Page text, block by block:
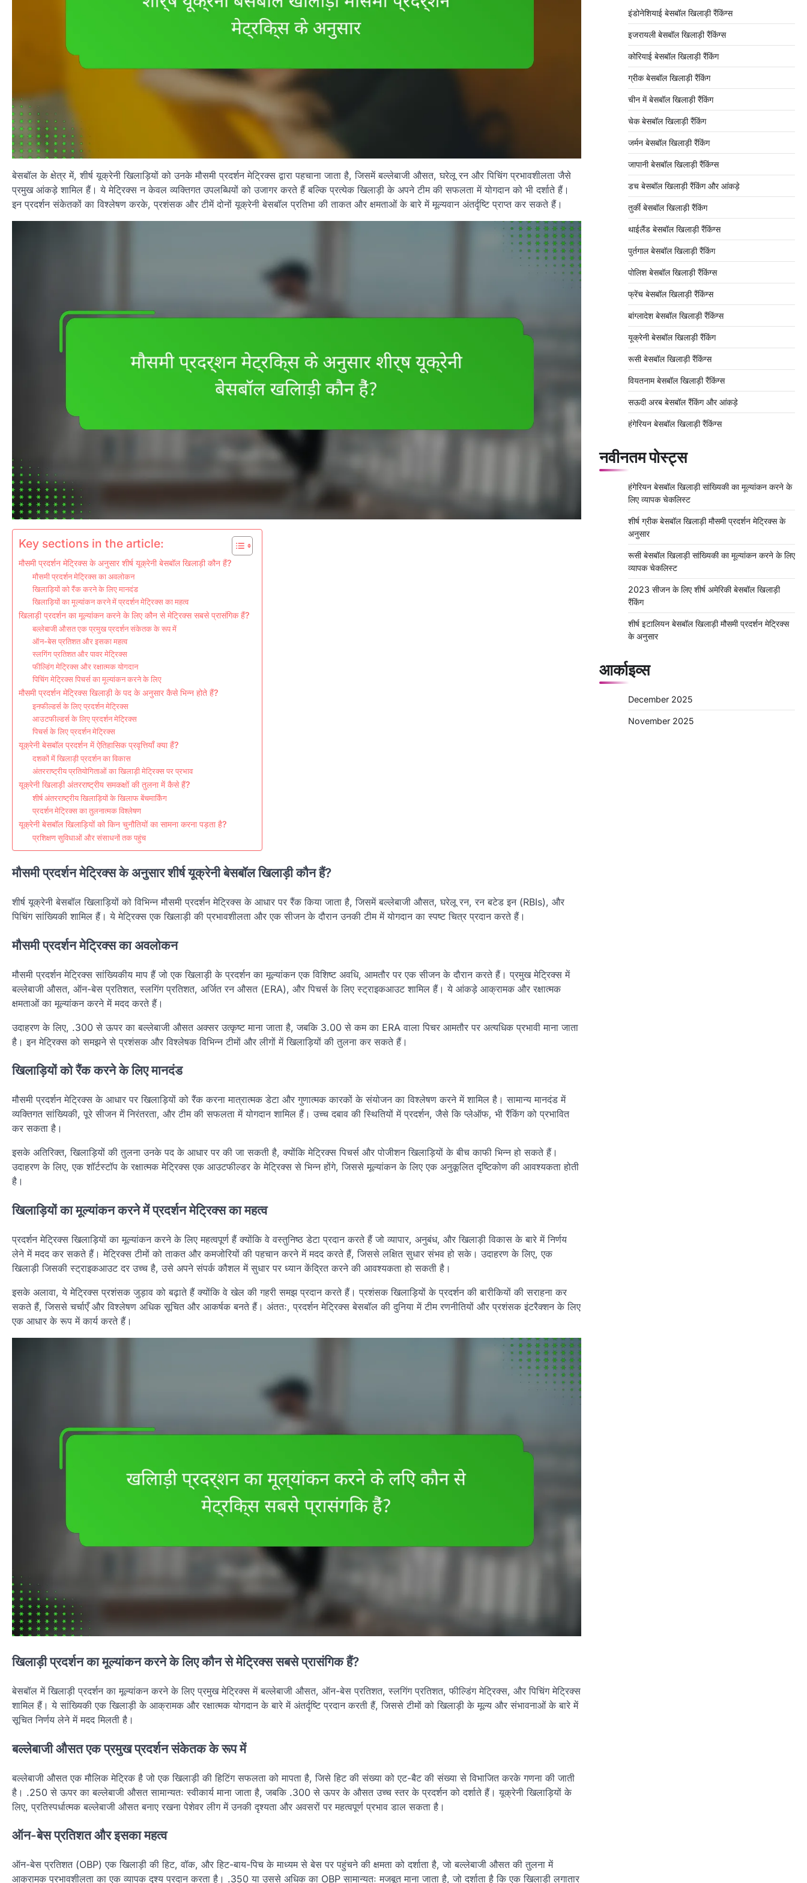
बेसबॉल के क्षेत्र में, शीर्ष यूक्रेनी खिलाड़ियों को उनके मौसमी प्रदर्शन मेट्रिक्स द्वारा पहचाना जाता है, जिसमें बल्लेबाजी औसत, घरेलू रन और पिचिंग प्रभावशीलता जैसे
प्रमुख आंकड़े शामिल हैं। ये मेट्रिक्स न केवल व्यक्तिगत उपलब्धियों को उजागर करते हैं बल्कि प्रत्येक खिलाड़ी के अपने टीम की सफलता में योगदान को भी दर्शाते हैं।
इन प्रदर्शन संकेतकों का विश्लेषण करके, प्रशंसक और टीमें दोनों यूक्रेनी बेसबॉल प्रतिभा की ताकत और क्षमताओं के बारे में मूल्यवान अंतर्दृष्टि प्राप्त कर सकते हैं।
Key sections in the article:
मौसमी प्रदर्शन मेट्रिक्स के अनुसार शीर्ष यूक्रेनी बेसबॉल खिलाड़ी कौन हैं?
मौसमी प्रदर्शन मेट्रिक्स का अवलोकन
खिलाड़ियों को रैंक करने के लिए मानदंड
खिलाड़ियों का मूल्यांकन करने में प्रदर्शन मेट्रिक्स का महत्व
खिलाड़ी प्रदर्शन का मूल्यांकन करने के लिए कौन से मेट्रिक्स सबसे प्रासंगिक हैं?
बल्लेबाजी औसत एक प्रमुख प्रदर्शन संकेतक के रूप में
ऑन-बेस प्रतिशत और इसका महत्व
स्लगिंग प्रतिशत और पावर मेट्रिक्स
फील्डिंग मेट्रिक्स और रक्षात्मक योगदान
पिचिंग मेट्रिक्स पिचर्स का मूल्यांकन करने के लिए
मौसमी प्रदर्शन मेट्रिक्स खिलाड़ी के पद के अनुसार कैसे भिन्न होते हैं?
इनफील्डर्स के लिए प्रदर्शन मेट्रिक्स
आउटफील्डर्स के लिए प्रदर्शन मेट्रिक्स
पिचर्स के लिए प्रदर्शन मेट्रिक्स
यूक्रेनी बेसबॉल प्रदर्शन में ऐतिहासिक प्रवृत्तियाँ क्या हैं?
दशकों में खिलाड़ी प्रदर्शन का विकास
अंतरराष्ट्रीय प्रतियोगिताओं का खिलाड़ी मेट्रिक्स पर प्रभाव
यूक्रेनी खिलाड़ी अंतरराष्ट्रीय समकक्षों की तुलना में कैसे हैं?
शीर्ष अंतरराष्ट्रीय खिलाड़ियों के खिलाफ बेंचमार्किंग
प्रदर्शन मेट्रिक्स का तुलनात्मक विश्लेषण
यूक्रेनी बेसबॉल खिलाड़ियों को किन चुनौतियों का सामना करना पड़ता है?
प्रशिक्षण सुविधाओं और संसाधनों तक पहुंच
मौसमी प्रदर्शन मेट्रिक्स के अनुसार शीर्ष यूक्रेनी बेसबॉल खिलाड़ी कौन हैं?
शीर्ष यूक्रेनी बेसबॉल खिलाड़ियों को विभिन्न मौसमी प्रदर्शन मेट्रिक्स के आधार पर रैंक किया जाता है, जिसमें बल्लेबाजी औसत, घरेलू रन, रन बटेड इन (RBIs), और
पिचिंग सांख्यिकी शामिल हैं। ये मेट्रिक्स एक खिलाड़ी की प्रभावशीलता और एक सीजन के दौरान उनकी टीम में योगदान का स्पष्ट चित्र प्रदान करते हैं।
मौसमी प्रदर्शन मेट्रिक्स का अवलोकन
मौसमी प्रदर्शन मेट्रिक्स सांख्यिकीय माप हैं जो एक खिलाड़ी के प्रदर्शन का मूल्यांकन एक विशिष्ट अवधि, आमतौर पर एक सीजन के दौरान करते हैं। प्रमुख मेट्रिक्स में
बल्लेबाजी औसत, ऑन-बेस प्रतिशत, स्लगिंग प्रतिशत, अर्जित रन औसत (ERA), और पिचर्स के लिए स्ट्राइकआउट शामिल हैं। ये आंकड़े आक्रामक और रक्षात्मक
क्षमताओं का मूल्यांकन करने में मदद करते हैं।
उदाहरण के लिए, .300 से ऊपर का बल्लेबाजी औसत अक्सर उत्कृष्ट माना जाता है, जबकि 3.00 से कम का ERA वाला पिचर आमतौर पर अत्यधिक प्रभावी माना जाता
है। इन मेट्रिक्स को समझने से प्रशंसक और विश्लेषक विभिन्न टीमों और लीगों में खिलाड़ियों की तुलना कर सकते हैं।
खिलाड़ियों को रैंक करने के लिए मानदंड
मौसमी प्रदर्शन मेट्रिक्स के आधार पर खिलाड़ियों को रैंक करना मात्रात्मक डेटा और गुणात्मक कारकों के संयोजन का विश्लेषण करने में शामिल है। सामान्य मानदंड में
व्यक्तिगत सांख्यिकी, पूरे सीजन में निरंतरता, और टीम की सफलता में योगदान शामिल हैं। उच्च दबाव की स्थितियों में प्रदर्शन, जैसे कि प्लेऑफ, भी रैंकिंग को प्रभावित
कर सकता है।
इसके अतिरिक्त, खिलाड़ियों की तुलना उनके पद के आधार पर की जा सकती है, क्योंकि मेट्रिक्स पिचर्स और पोजीशन खिलाड़ियों के बीच काफी भिन्न हो सकते हैं।
उदाहरण के लिए, एक शॉर्टस्टॉप के रक्षात्मक मेट्रिक्स एक आउटफील्डर के मेट्रिक्स से भिन्न होंगे, जिससे मूल्यांकन के लिए एक अनुकूलित दृष्टिकोण की आवश्यकता होती
है।
खिलाड़ियों का मूल्यांकन करने में प्रदर्शन मेट्रिक्स का महत्व
प्रदर्शन मेट्रिक्स खिलाड़ियों का मूल्यांकन करने के लिए महत्वपूर्ण हैं क्योंकि वे वस्तुनिष्ठ डेटा प्रदान करते हैं जो व्यापार, अनुबंध, और खिलाड़ी विकास के बारे में निर्णय
लेने में मदद कर सकते हैं। मेट्रिक्स टीमों को ताकत और कमजोरियों की पहचान करने में मदद करते हैं, जिससे लक्षित सुधार संभव हो सके। उदाहरण के लिए, एक
खिलाड़ी जिसकी स्ट्राइकआउट दर उच्च है, उसे अपने संपर्क कौशल में सुधार पर ध्यान केंद्रित करने की आवश्यकता हो सकती है।
इसके अलावा, ये मेट्रिक्स प्रशंसक जुड़ाव को बढ़ाते हैं क्योंकि वे खेल की गहरी समझ प्रदान करते हैं। प्रशंसक खिलाड़ियों के प्रदर्शन की बारीकियों की सराहना कर
सकते हैं, जिससे चर्चाएँ और विश्लेषण अधिक सूचित और आकर्षक बनते हैं। अंततः, प्रदर्शन मेट्रिक्स बेसबॉल की दुनिया में टीम रणनीतियों और प्रशंसक इंटरैक्शन के लिए
एक आधार के रूप में कार्य करते हैं।
खिलाड़ी प्रदर्शन का मूल्यांकन करने के लिए कौन से मेट्रिक्स सबसे प्रासंगिक हैं?
बेसबॉल में खिलाड़ी प्रदर्शन का मूल्यांकन करने के लिए प्रमुख मेट्रिक्स में बल्लेबाजी औसत, ऑन-बेस प्रतिशत, स्लगिंग प्रतिशत, फील्डिंग मेट्रिक्स, और पिचिंग मेट्रिक्स
शामिल हैं। ये सांख्यिकी एक खिलाड़ी के आक्रामक और रक्षात्मक योगदान के बारे में अंतर्दृष्टि प्रदान करती हैं, जिससे टीमों को खिलाड़ी के मूल्य और संभावनाओं के बारे में
सूचित निर्णय लेने में मदद मिलती है।
बल्लेबाजी औसत एक प्रमुख प्रदर्शन संकेतक के रूप में
बल्लेबाजी औसत एक मौलिक मेट्रिक है जो एक खिलाड़ी की हिटिंग सफलता को मापता है, जिसे हिट की संख्या को एट-बैट की संख्या से विभाजित करके गणना की जाती
है। .250 से ऊपर का बल्लेबाजी औसत सामान्यतः स्वीकार्य माना जाता है, जबकि .300 से ऊपर के औसत उच्च स्तर के प्रदर्शन को दर्शाते हैं। यूक्रेनी खिलाड़ियों के
लिए, प्रतिस्पर्धात्मक बल्लेबाजी औसत बनाए रखना पेशेवर लीग में उनकी दृश्यता और अवसरों पर महत्वपूर्ण प्रभाव डाल सकता है।
ऑन-बेस प्रतिशत और इसका महत्व
ऑन-बेस प्रतिशत (OBP) एक खिलाड़ी की हिट, वॉक, और हिट-बाय-पिच के माध्यम से बेस पर पहुंचने की क्षमता को दर्शाता है, जो बल्लेबाजी औसत की तुलना में
आक्रामक प्रभावशीलता का एक व्यापक दृश्य प्रदान करता है। .350 या उससे अधिक का OBP सामान्यतः मजबूत माना जाता है, जो दर्शाता है कि एक खिलाड़ी लगातार
इंडोनेशियाई बेसबॉल खिलाड़ी रैंकिंग्स
इजरायली बेसबॉल खिलाड़ी रैंकिंग्स
कोरियाई बेसबॉल खिलाड़ी रैंकिंग
ग्रीक बेसबॉल खिलाड़ी रैंकिंग
चीन में बेसबॉल खिलाड़ी रैंकिंग
चेक बेसबॉल खिलाड़ी रैंकिंग
जर्मन बेसबॉल खिलाड़ी रैंकिंग
जापानी बेसबॉल खिलाड़ी रैंकिंग्स
डच बेसबॉल खिलाड़ी रैंकिंग और आंकड़े
तुर्की बेसबॉल खिलाड़ी रैंकिंग
थाईलैंड बेसबॉल खिलाड़ी रैंकिंग्स
पुर्तगाल बेसबॉल खिलाड़ी रैंकिंग
पोलिश बेसबॉल खिलाड़ी रैंकिंग्स
फ्रेंच बेसबॉल खिलाड़ी रैंकिंग्स
बांग्लादेश बेसबॉल खिलाड़ी रैंकिंग्स
यूक्रेनी बेसबॉल खिलाड़ी रैंकिंग
रूसी बेसबॉल खिलाड़ी रैंकिंग्स
वियतनाम बेसबॉल खिलाड़ी रैंकिंग्स
सऊदी अरब बेसबॉल रैंकिंग और आंकड़े
हंगेरियन बेसबॉल खिलाड़ी रैंकिंग्स
नवीनतम पोस्ट्स
हंगेरियन बेसबॉल खिलाड़ी सांख्यिकी का मूल्यांकन करने के
लिए व्यापक चेकलिस्ट
शीर्ष ग्रीक बेसबॉल खिलाड़ी मौसमी प्रदर्शन मेट्रिक्स के
अनुसार
रूसी बेसबॉल खिलाड़ी सांख्यिकी का मूल्यांकन करने के लिए
व्यापक चेकलिस्ट
2023 सीजन के लिए शीर्ष अमेरिकी बेसबॉल खिलाड़ी
रैंकिंग
शीर्ष इटालियन बेसबॉल खिलाड़ी मौसमी प्रदर्शन मेट्रिक्स
के अनुसार
आर्काइव्स
December 2025
November 2025